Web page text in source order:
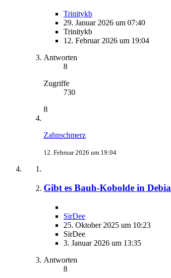
Trinitykb
29. Januar 2026 um 07:40
Trinitykb
12. Februar 2026 um 19:04
Antworten
8
Zugriffe
730
8
Zahnschmerz
12. Februar 2026 um 19:04
Gibt es Bauh-Kobolde in
SirDee
25. Oktober 2025 um 10:23
SirDee
3. Januar 2026 um 13:35
Antworten
8